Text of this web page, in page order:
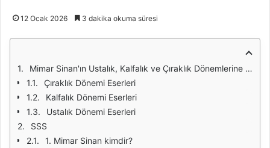
12 Ocak 2026 3 dakika okuma süresi
Mimar Sinan'ın Ustalık, Kalfalık ve Çıraklık Dönemlerine Ait Eserleri
Çıraklık Dönemi Eserleri
Kalfalık Dönemi Eserleri
Ustalık Dönemi Eserleri
SSS
1. Mimar Sinan kimdir?